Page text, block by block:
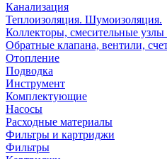
Канализация
Теплоизоляция. Шумоизоляция.
Коллекторы, смесительные
Обратные клапана, вентили,
Отопление
Подводка
Инструмент
Комплектующие
Насосы
Расходные материалы
Фильтры и картриджи
Фильтры